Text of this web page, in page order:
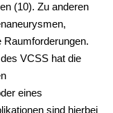
(10). Zu anderen
Raumforderungen.
VCSS hat die
eines
sind hierbei